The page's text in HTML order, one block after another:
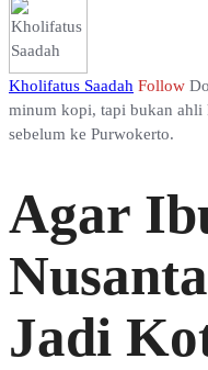
Kholifatus Saadah Follow
minum kopi, tapi bukan ahli
sebelum ke Purwokerto.
Agar
Jadi